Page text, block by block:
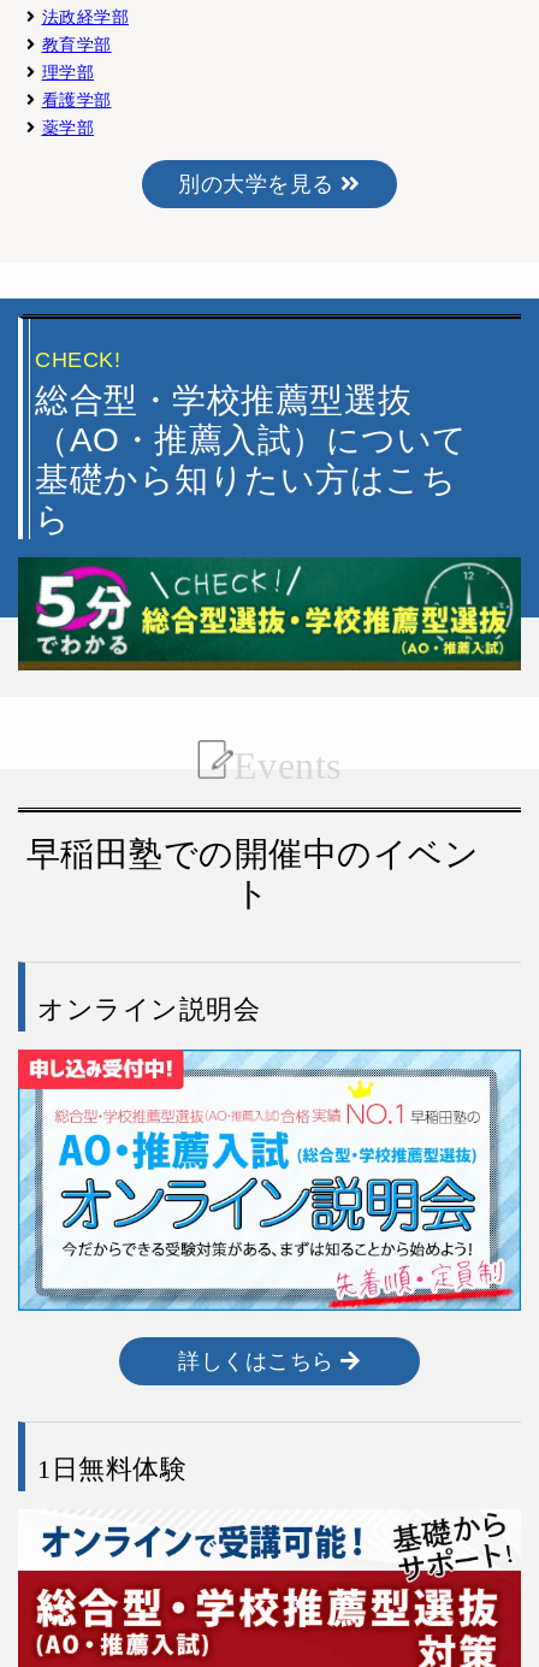
法政経学部
教育学部
理学部
看護学部
薬学部
別の大学を見る
CHECK!
総合型・学校推薦型選抜
（AO・推薦入試）について
基礎から知りたい方はこち
ら
Events
早稲田塾での開催中のイベン
ト
オンライン説明会
詳しくはこちら
1日無料体験